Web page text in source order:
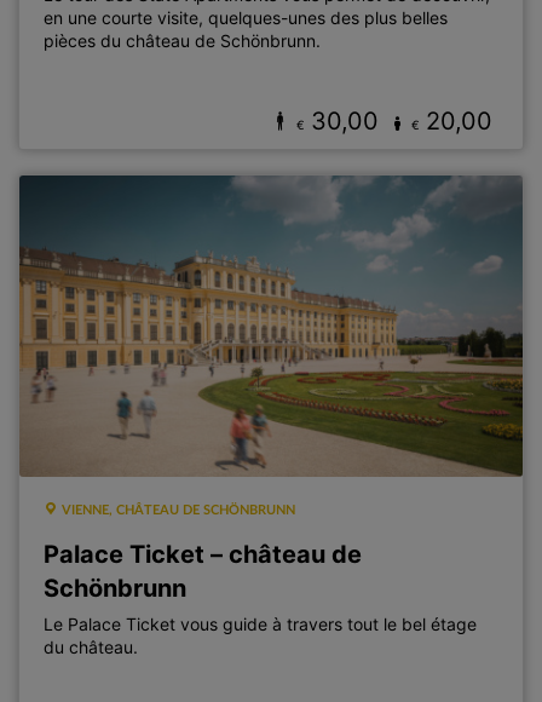
en une courte visite, quelques-unes des plus belles
pièces du château de Schönbrunn.
€ 30,00 € 20,00
VIENNE, CHÂTEAU DE SCHÖNBRUNN
Palace Ticket – château de
Schönbrunn
Le Palace Ticket vous guide à travers tout le bel étage
du château.